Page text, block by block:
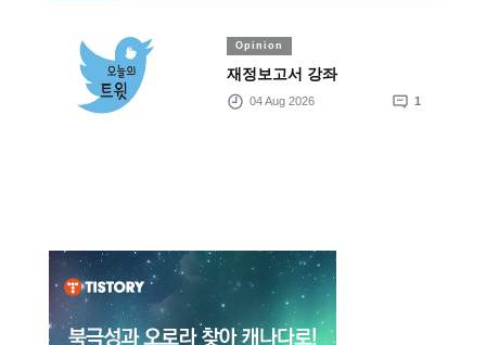
Opinion
재정보고서 강좌
04 Aug 2026 1